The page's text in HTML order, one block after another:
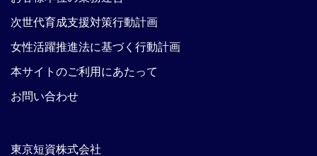
東京短資株式会社
次世代育成支援対策行動計画
女性活躍推進法に基づく行動計画
本サイトのご利用にあたって
お問い合わせ